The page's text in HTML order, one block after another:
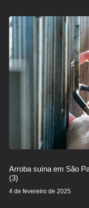
Arroba suína em São
(3)
4 de fevereiro de 2025